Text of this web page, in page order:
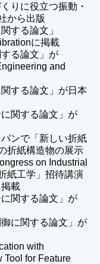
りに役立つ振動・
から出版
する論文」
に掲載
る論文」が
and
する論文」が日本
関する論文」が
ンで「新しい折紙
折紙構造物の展示
on Industrial
紙工学」招待講演
載
関する論文」が
に関する論文」が
with
Tool for Feature